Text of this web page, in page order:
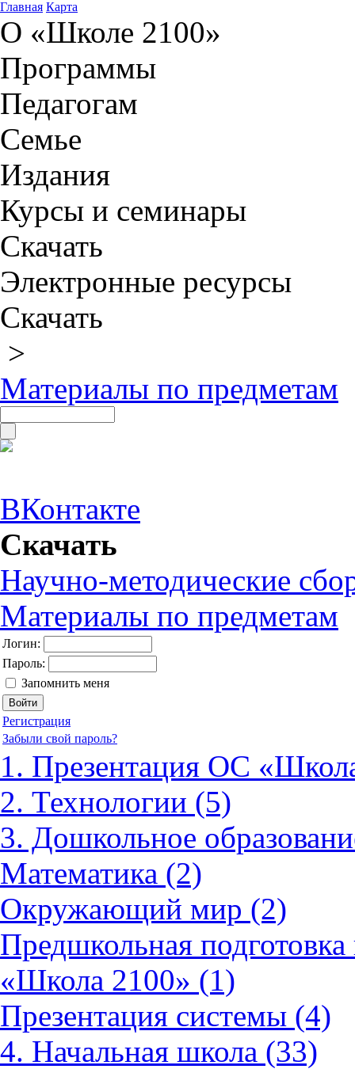
Главная Карта
О «Школе 2100»
Программы
Педагогам
Семье
Издания
Курсы и семинары
Скачать
Электронные ресурсы
Скачать
>
Материалы по предметам
ВКонтакте
Скачать
Научно-методические
Материалы по предметам
Логин:
Пароль:
Запомнить меня
Регистрация
Забыли свой пароль?
1. Презентация ОС
2. Технологии (5)
3. Дошкольное
Математика (2)
Окружающий мир (2)
Предшкольная
«Школа 2100» (1)
Презентация системы (4)
4. Начальная школа (33)